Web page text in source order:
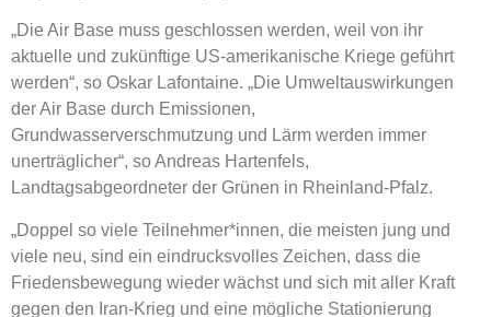
„Die Air Base muss geschlossen werden, weil von ihr
aktuelle und zukünftige US-amerikanische Kriege geführt
werden“, so Oskar Lafontaine. „Die Umweltauswirkungen
der Air Base durch Emissionen,
Grundwasserverschmutzung und Lärm werden immer
unerträglicher“, so Andreas Hartenfels,
Landtagsabgeordneter der Grünen in Rheinland-Pfalz.
„Doppel so viele Teilnehmer*innen, die meisten jung und
viele neu, sind ein eindrucksvolles Zeichen, dass die
Friedensbewegung wieder wächst und sich mit aller Kraft
gegen den Iran-Krieg und eine mögliche Stationierung